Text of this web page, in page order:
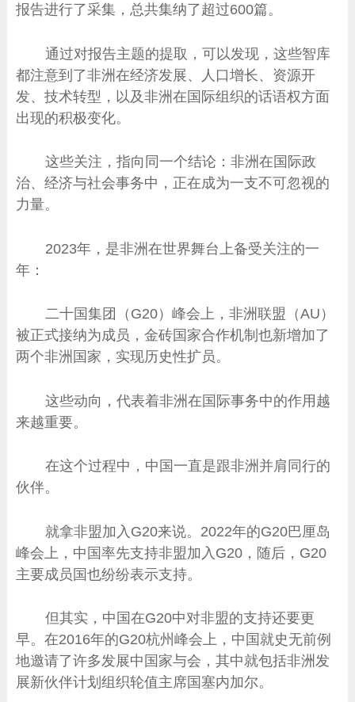
报告进行了采集，总共集纳了超过600篇。
通过对报告主题的提取，可以发现，这些智库
都注意到了非洲在经济发展、人口增长、资源开
发、技术转型，以及非洲在国际组织的话语权方面
出现的积极变化。
这些关注，指向同一个结论：非洲在国际政
治、经济与社会事务中，正在成为一支不可忽视的
力量。
2023年，是非洲在世界舞台上备受关注的一
年：
二十国集团（G20）峰会上，非洲联盟（AU）
被正式接纳为成员，金砖国家合作机制也新增加了
两个非洲国家，实现历史性扩员。
这些动向，代表着非洲在国际事务中的作用越
来越重要。
在这个过程中，中国一直是跟非洲并肩同行的
伙伴。
就拿非盟加入G20来说。2022年的G20巴厘岛
峰会上，中国率先支持非盟加入G20，随后，G20
主要成员国也纷纷表示支持。
但其实，中国在G20中对非盟的支持还要更
早。在2016年的G20杭州峰会上，中国就史无前例
地邀请了许多发展中国家与会，其中就包括非洲发
展新伙伴计划组织轮值主席国塞内加尔。